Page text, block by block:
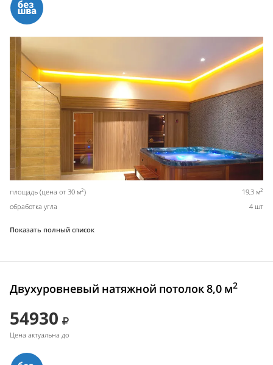
площадь (цена от 30 м2) 19,3 м2
обработка угла 4 шт
Показать полный список
Двухуровневый натяжной потолок 8,0 м2
54930
Цена актуальна до